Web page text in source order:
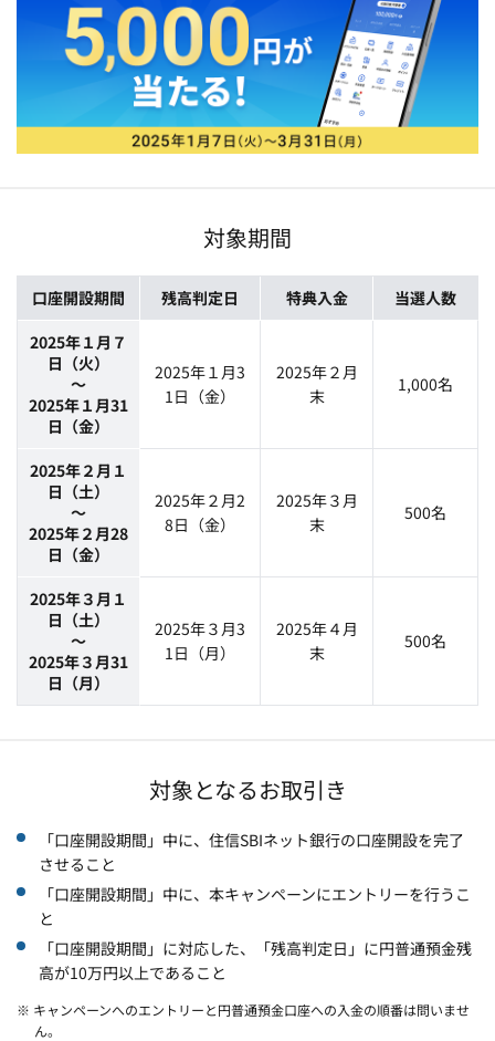
対象期間
口座開設期間 残高判定日 特典入金
当選人数
2025年１月７
日（火）
～
2025年１月31
日（金）
2025年１月3
1日（金）
2025年２月
末
1,000名
2025年２月１
日（土）
～
2025年２月28
日（金）
2025年２月2
8日（金）
2025年３月
末
500名
2025年３月１
日（土）
～
2025年３月31
日（月）
2025年３月3
1日（月）
2025年４月
末
500名
対象となるお取引き
「口座開設期間」中に、住信SBIネット銀行の口座開設を完了
させること
「口座開設期間」中に、本キャンペーンにエントリーを行うこ
と
「口座開設期間」に対応した、「残高判定日」に円普通預金残
高が10万円以上であること
※ キャンペーンへのエントリーと円普通預金口座への入金の順番は問いませ
ん。